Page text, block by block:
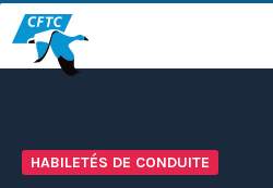
Passer
au
contenu
HABILETÉS DE CONDUITE